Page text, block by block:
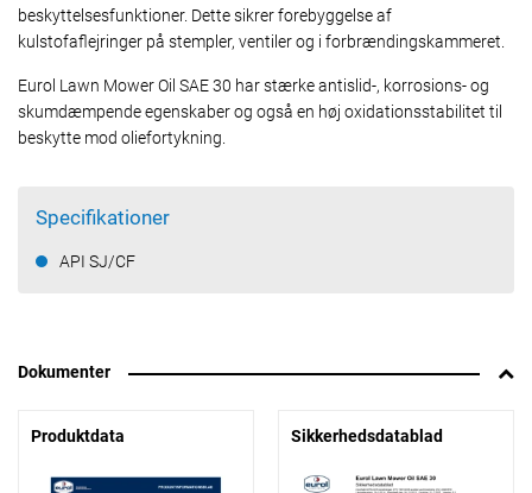
beskyttelsesfunktioner. Dette sikrer forebyggelse af
kulstofaflejringer på stempler, ventiler og i forbrændingskammeret.
Eurol Lawn Mower Oil SAE 30 har stærke antislid-, korrosions- og
skumdæmpende egenskaber og også en høj oxidationsstabilitet til
beskytte mod oliefortykning.
Specifikationer
API SJ/CF
Dokumenter
Produktdata Sikkerhedsdatablad